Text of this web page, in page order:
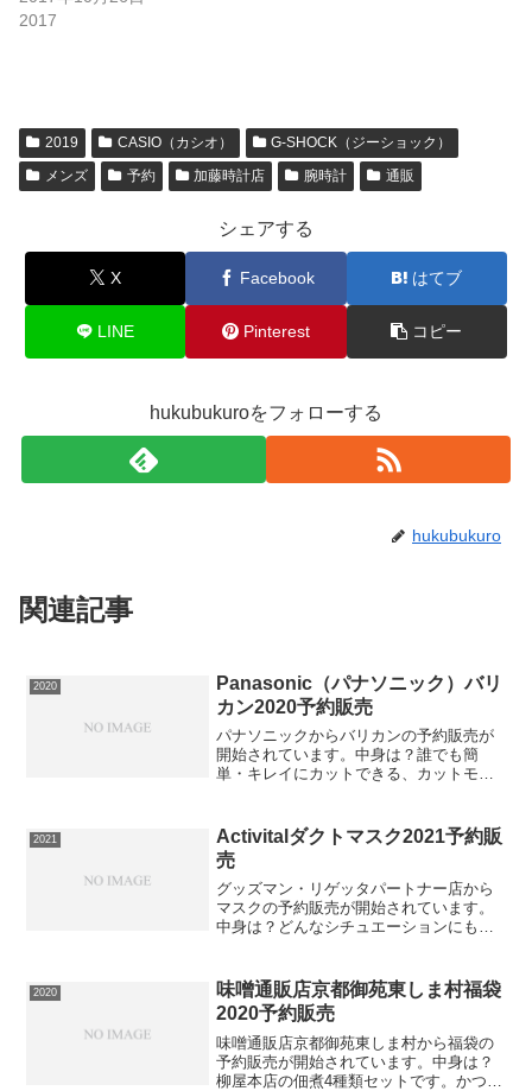
2017
2019 CASIO（カシオ）
G-SHOCK（ジーショック）
メンズ
予約 加藤時計店 腕時計 通販
シェアする
X Facebook はてブ
LINE Pinterest コピー
hukubukuroをフォローする
hukubukuro
関連記事
2020
Panasonic（パナソニック）バリ
カン2020予約販売
パナソニックからバリカンの予約販売が
開始されています。中身は？誰でも簡
単・キレイにカットできる、カットモー
リカンの在庫確認をしてみるこのバリカ
ンは送料無料ですので必ず...
2021
Activitalダクトマスク2021予約販
売
グッズマン・リゲッタパートナー店から
マスクの予約販売が開始されています。
中身は？どんなシチュエーションにもオ
ッコよくキマるマスクをご用意しまし
た。⇒マスクの在庫確認をし...
2020
味噌通販店京都御苑東しま村福袋
2020予約販売
味噌通販店京都御苑東しま村から福袋の
予約販売が開始されています。中身は？
柳屋本店の佃煮4種類セットです。かつお